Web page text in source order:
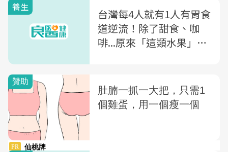
養生
台灣每4人就有1人有胃食
道逆流！除了甜食、咖
啡...原來「這類水果」也